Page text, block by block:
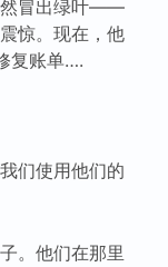
然冒出绿叶——
惊。现在，他
复账单….
们使用他们的
。他们在那里